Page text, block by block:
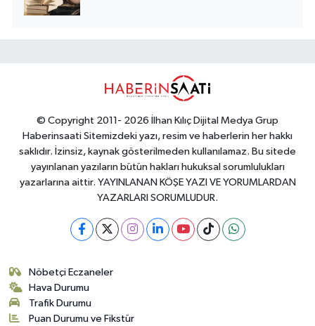
© Copyright 2011- 2026 İlhan Kılıç Dijital Medya Grup
Haberinsaati Sitemizdeki yazı, resim ve haberlerin her hakkı
saklıdır. İzinsiz, kaynak gösterilmeden kullanılamaz. Bu sitede
yayınlanan yazıların bütün hakları hukuksal sorumlulukları
yazarlarına aittir. YAYINLANAN KÖŞE YAZI VE YORUMLARDAN
YAZARLARI SORUMLUDUR.
Nöbetçi Eczaneler
Hava Durumu
Trafik Durumu
Puan Durumu ve Fikstür